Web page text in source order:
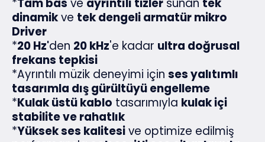
*Tam bas ve ayrıntılı tizler sunan tek
dinamikve tek dengeli armatür mikro
Driver
*20 Hz'den 20 kHz'e kadar ultra doğrusal
frekans tepkisi
*Ayrıntılı müzik deneyimi için ses yalıtımlı
tasarımla dış gürültüyü engelleme
*Kulak üstü kablo tasarımıyla kulak içi
stabilite ve rahatlık
*Yüksek ses kalitesive optimize edilmiş